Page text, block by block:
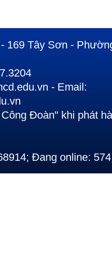
169 Tây Sơn -
- Email:
Đoàn" khi phát
Đang online: 574